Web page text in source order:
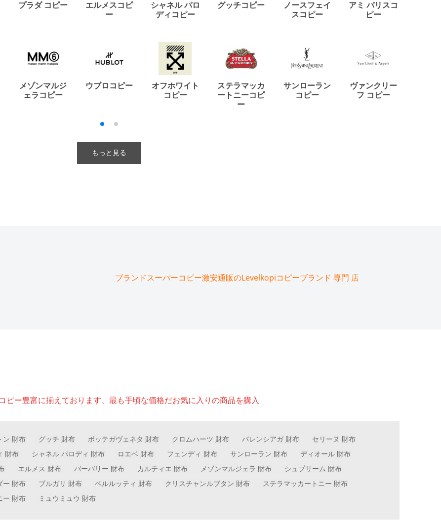
プラダ コピー
エルメスコピ
ー
シャネル パロ
ディコピー
グッチコピー
ノースフェイ
スコピー
アミ パリスコ
ピー
メゾンマルジ
ェラコピー
ウブロコピー
オフホワイト
コピー
ステラマッカ
ートニーコピ
ー
サンローラン
コピー
ヴァンクリー
フ コピー
もっと見る
ブランドスーパーコピー激安通販のLevelkopiコピーブランド 専門 店
ピー豊富に揃えております、最も手頃な価格だお気に入りの商品を購入
ン 財布 グッチ 財布 ボッテガヴェネタ 財布 クロムハーツ 財布 バレンシアガ 財布
セリーヌ 財布
財布
シャネル パロディ 財布 ロエベ 財布 フェンディ 財布 サンローラン 財布
ディオール 財布
エルメス 財布 バーバリー 財布 カルティエ 財布 メゾンマルジェラ 財布
シュプリーム 財布
ー 財布
ブルガリ 財布 ベルルッティ 財布 クリスチャンルブタン 財布
ステラマッカートニー 財布
ー 財布
ミュウミュウ 財布